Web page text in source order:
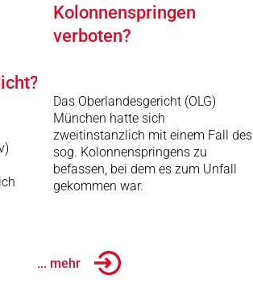
Kolonnenspringen
verboten?
Das Oberlandesgericht (OLG)
München hatte sich
zweitinstanzlich mit einem Fall des
sog. Kolonnenspringens zu
befassen, bei dem es zum Unfall
gekommen war.
... mehr